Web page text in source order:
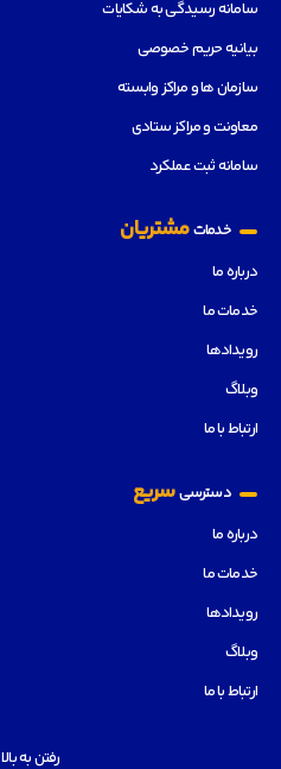
سامانه رسیدگی به شکایات
بیانیه حریم خصوصی
سازمان ها و مراکز وابسته
معاونت و مراکز ستادی
سامانه ثبت عملکرد
خدماتمشتریان
درباره ما
خدمات ما
رویدادها
وبلاگ
ارتباط با ما
دسترسیسریع
درباره ما
خدمات ما
رویدادها
وبلاگ
ارتباط با ما
رفتن به بالا